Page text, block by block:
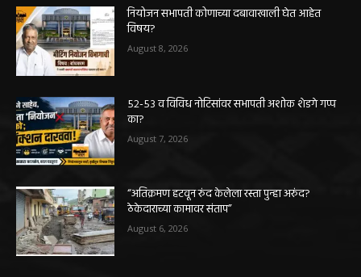
नियोजन सभापती कोणाच्या दबावाखाली घेत आहेत
विषय?
August 8, 2026
५२-५३ व विविध नोटिसांवर सभापती अशोक शेडगे गप्प
का?
August 7, 2026
“अतिक्रमण हटवून रुंद केलेला रस्ता पुन्हा अरुंद?
ठेकेदाराच्या कामावर संताप”
August 6, 2026